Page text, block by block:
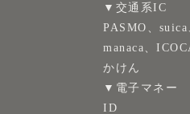
▼交通系IC
PASMO、
manaca、
かけん
▼電子マネー
ID